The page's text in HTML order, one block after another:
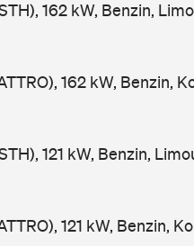
162 kW, Benzin,
162 kW, Benzin,
121 kW, Benzin,
121 kW, Benzin,